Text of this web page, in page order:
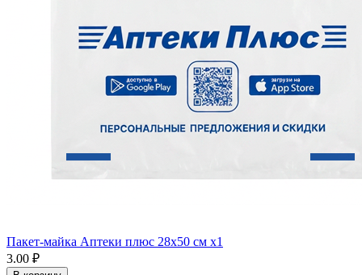
Пакет-майка Аптеки плюс 28х50 см x1
3.00 ₽